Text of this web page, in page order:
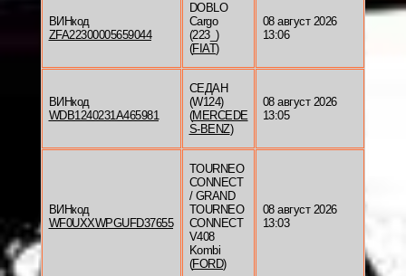
ВИНкод
ZFA22300005659044
DOBLO
Cargo
(223_)
(FIAT)
08 август 2026
13:06
ВИНкод
WDB1240231A465981
СЕДАН
(W124)
(MERCEDE
S-BENZ)
08 август 2026
13:05
ВИНкод
WF0UXXWPGUFD37655
TOURNEO
CONNECT
/ GRAND
TOURNEO
CONNECT
V408
Kombi
(FORD)
08 август 2026
13:03